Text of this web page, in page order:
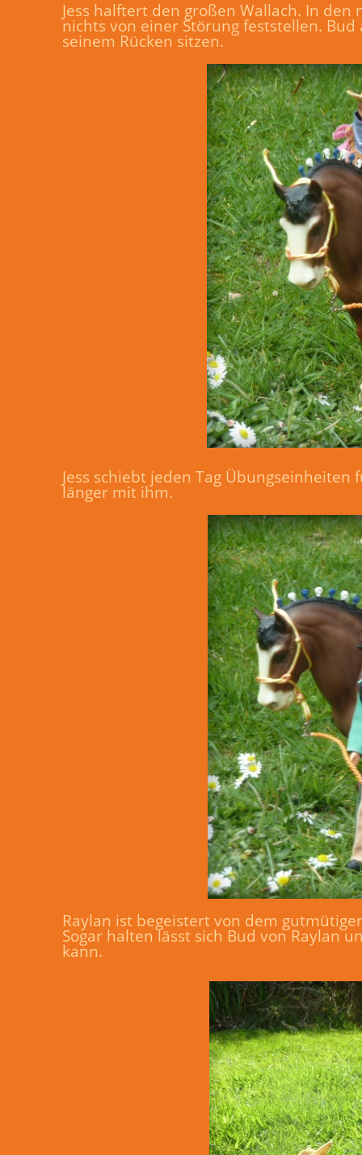
Jess halftert den großen Wallach. In
nichts von einer Störung feststellen.
seinem Rücken sitzen.
Jess schiebt jeden Tag
länger mit ihm.
Raylan ist begeistert von dem
Sogar halten lässt sich Bud von Raylan
kann.